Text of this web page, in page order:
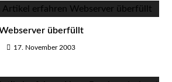
überfüllt
17. November 2003